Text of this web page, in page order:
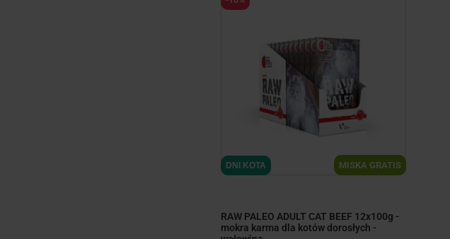
MISKA GRATIS
DNI KOTA
RAW PALEO ADULT CAT BEEF 12x100g -
mokra karma dla kotów dorosłych -